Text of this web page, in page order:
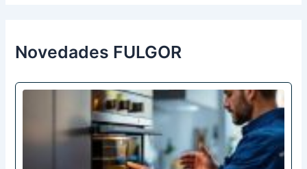
p
o
:
Novedades FULGOR